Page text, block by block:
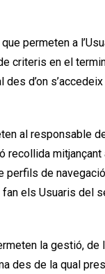
permeten a
criteris en el
d’on
al responsable
perfils de
fan els Usuaris del
la gestió,
des de la qual